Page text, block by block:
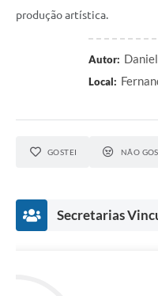
produção artística.
Autor:
Local:
GOSTEI NÃO
Secretarias